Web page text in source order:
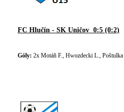
FC Hlučín - SK Uničov 0:5 (0:2)
Góly: 2x Motáň F., Hwozdecki L.,